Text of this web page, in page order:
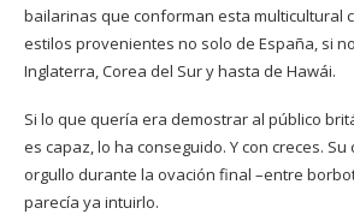
bailarinas que conforman esta multicultural
estilos provenientes no solo de España, si
Inglaterra, Corea del Sur y hasta de Hawái.
Si lo que quería era demostrar al público
es capaz, lo ha conseguido. Y con creces.
orgullo durante la ovación final –entre
parecía ya intuirlo.